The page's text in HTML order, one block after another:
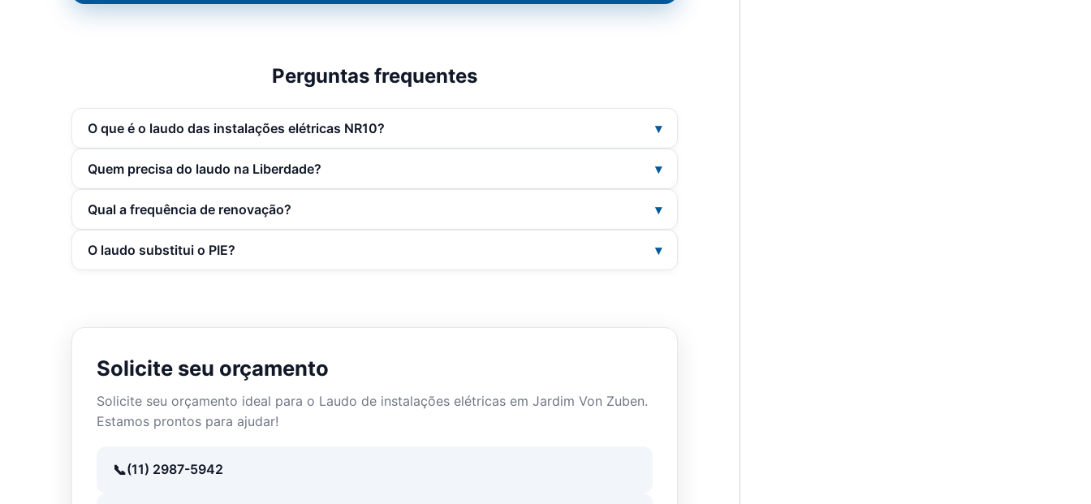
Perguntas frequentes
O que é o laudo das instalações elétricas NR10?
riscos e recomendações. Inclui ART, fotos e checklist.
Quem precisa do laudo na Liberdade?
ou terceirizados, e empresas que buscam AVCB, alvarás e seguros.
Qual a frequência de renovação?
atualização relevante na instalação.
O laudo substitui o PIE?
Solicite seu orçamento
Solicite seu orçamento ideal para o Laudo de instalações elétricas em Jardim Von Zuben.
Estamos prontos para ajudar!
(11) 2987-5942